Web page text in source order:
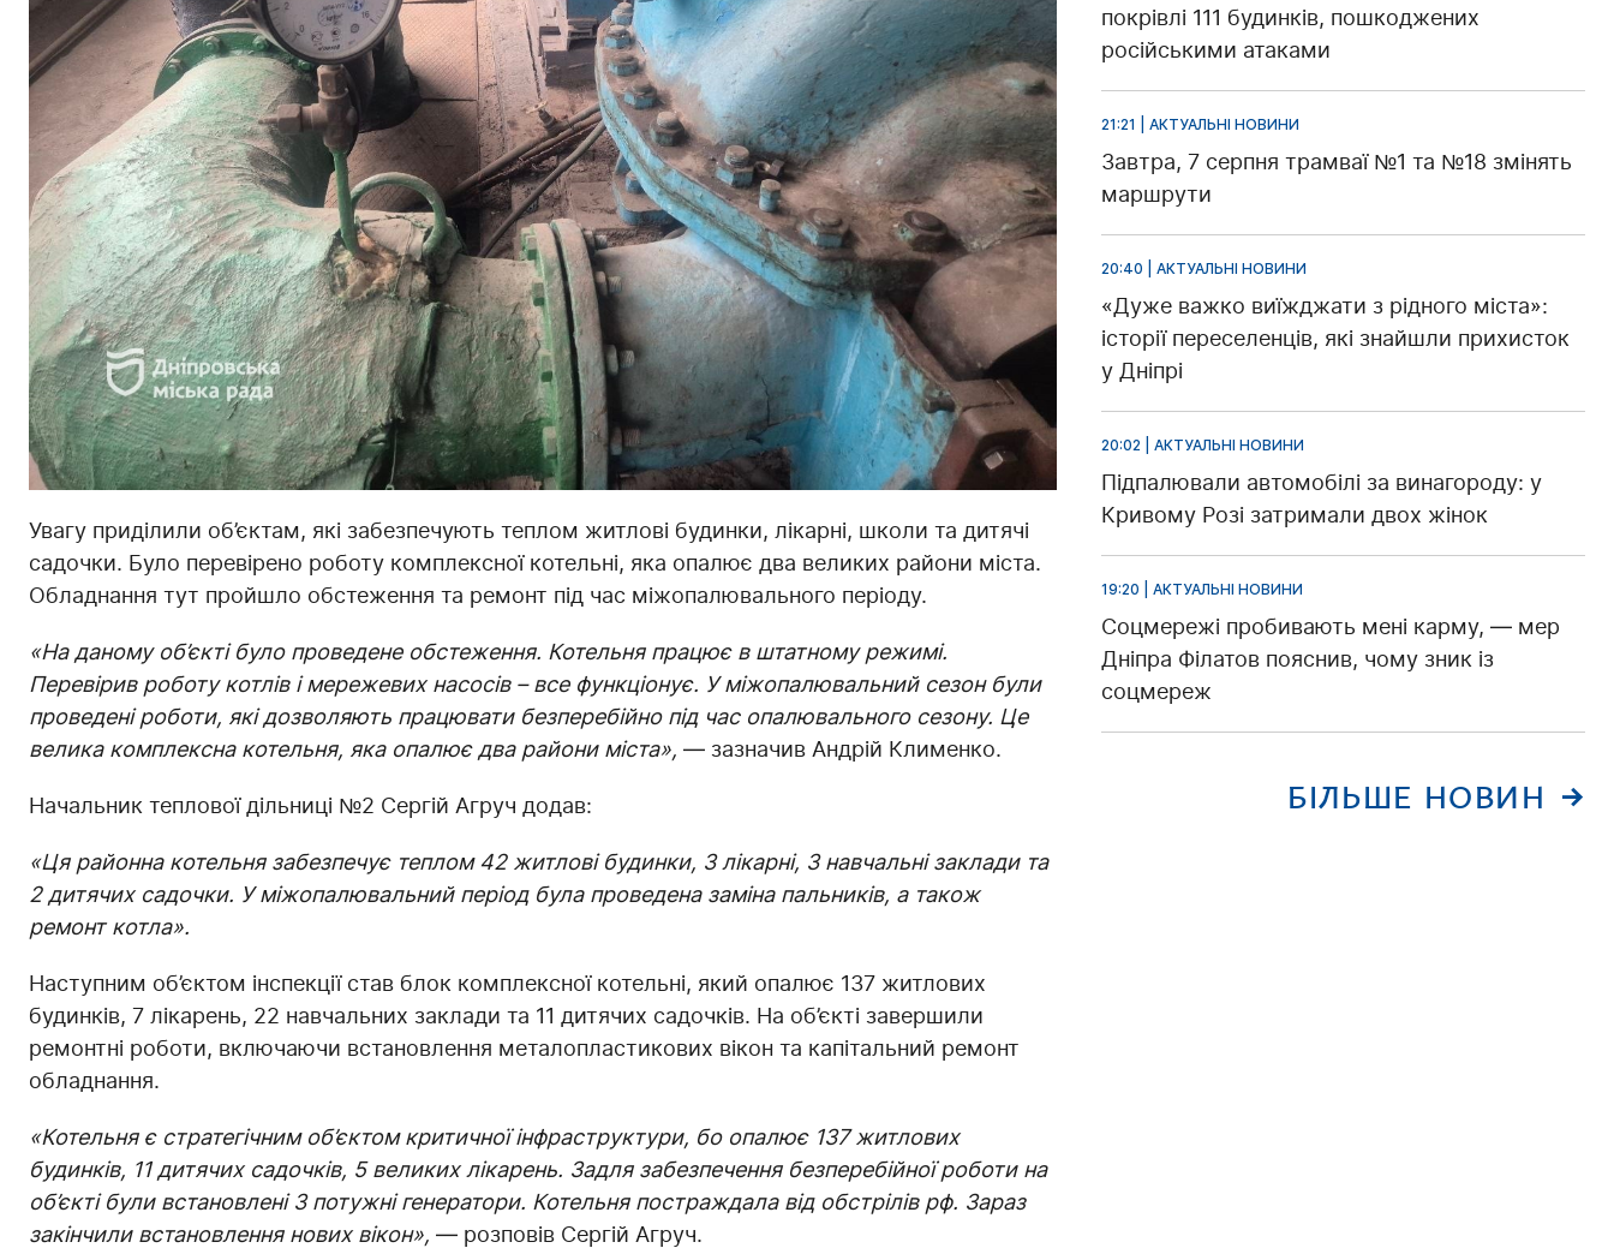
Увагу приділили об’єктам, які забезпечують теплом житлові будинки, лікарні, школи та дитячі
садочки. Було перевірено роботу комплексної котельні, яка опалює два великих райони міста.
Обладнання тут пройшло обстеження та ремонт під час міжопалювального періоду.
«На даному об’єкті було проведене обстеження. Котельня працює в штатному режимі.
Перевірив роботу котлів і мережевих насосів – все функціонує. У міжопалювальний сезон були
проведені роботи, які дозволяють працювати безперебійно під час опалювального сезону. Це
велика комплексна котельня, яка опалює два райони міста», — зазначив Андрій Клименко.
Начальник теплової дільниці №2 Сергій Агруч додав:
«Ця районна котельня забезпечує теплом 42 житлові будинки, 3 лікарні, 3 навчальні заклади та
2 дитячих садочки. У міжопалювальний період була проведена заміна пальників, а також
ремонт котла».
Наступним об’єктом інспекції став блок комплексної котельні, який опалює 137 житлових
будинків, 7 лікарень, 22 навчальних заклади та 11 дитячих садочків. На об’єкті завершили
ремонтні роботи, включаючи встановлення металопластикових вікон та капітальний ремонт
обладнання.
«Котельня є стратегічним об’єктом критичної інфраструктури, бо опалює 137 житлових
будинків, 11 дитячих садочків, 5 великих лікарень. Задля забезпечення безперебійної роботи на
об’єкті були встановлені 3 потужні генератори. Котельня постраждала від обстрілів рф. Зараз
закінчили встановлення нових вікон», — розповів Сергій Агруч.
покрівлі 111 будинків, пошкоджених
російськими атаками
21:21 | АКТУАЛЬНІ НОВИНИ
Завтра, 7 серпня трамваї №1 та №18 змінять
маршрути
20:40 | АКТУАЛЬНІ НОВИНИ
«Дуже важко виїжджати з рідного міста»:
історії переселенців, які знайшли прихисток
у Дніпрі
20:02 | АКТУАЛЬНІ НОВИНИ
Підпалювали автомобілі за винагороду: у
Кривому Розі затримали двох жінок
19:20 | АКТУАЛЬНІ НОВИНИ
Соцмережі пробивають мені карму, — мер
Дніпра Філатов пояснив, чому зник із
соцмереж
БІЛЬШЕ НОВИН